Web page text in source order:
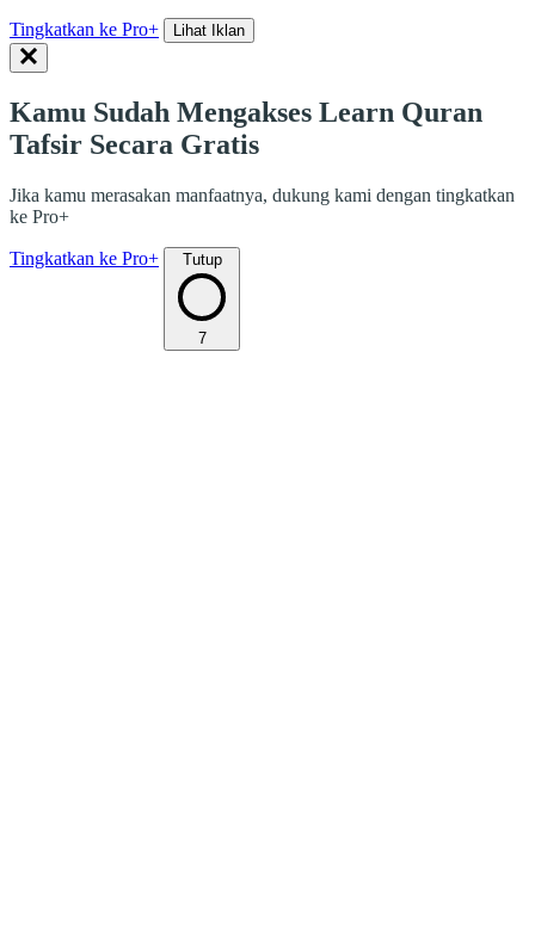
Tingkatkan ke Pro+ Lihat Iklan
Kamu Sudah Mengakses Learn Quran
Tafsir Secara Gratis
Jika kamu merasakan manfaatnya, dukung kami dengan tingkatkan
ke Pro+
Tingkatkan ke Pro+ Tutup
7